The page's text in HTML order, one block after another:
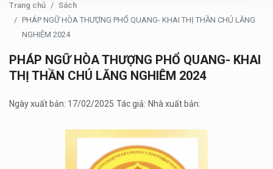
Trang chủ
Sách
PHÁP NGỮ HÒA THƯỢNG PHỔ QUANG- KHAI THỊ THẦN CHÚ LĂNG
NGHIÊM 2024
PHÁP NGỮ HÒA THƯỢNG PHỔ QUANG- KHAI
THỊ THẦN CHÚ LĂNG NGHIÊM 2024
Ngày xuất bản: 17/02/2025 Tác giả: Nhà xuất bản: